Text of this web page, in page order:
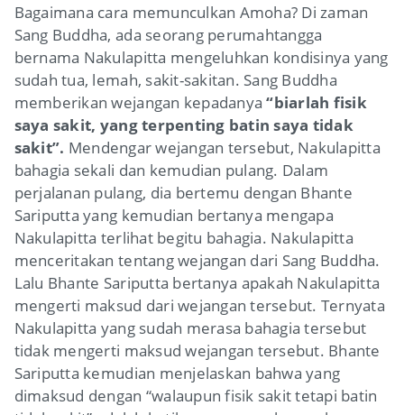
Bagaimana cara memunculkan Amoha? Di zaman
Sang Buddha, ada seorang perumahtangga
bernama Nakulapitta mengeluhkan kondisinya yang
sudah tua, lemah, sakit-sakitan. Sang Buddha
memberikan wejangan kepadanya“biarlah fisik
saya sakit, yang terpenting batin saya tidak
sakit”. Mendengar wejangan tersebut, Nakulapitta
bahagia sekali dan kemudian pulang. Dalam
perjalanan pulang, dia bertemu dengan Bhante
Sariputta yang kemudian bertanya mengapa
Nakulapitta terlihat begitu bahagia. Nakulapitta
menceritakan tentang wejangan dari Sang Buddha.
Lalu Bhante Sariputta bertanya apakah Nakulapitta
mengerti maksud dari wejangan tersebut. Ternyata
Nakulapitta yang sudah merasa bahagia tersebut
tidak mengerti maksud wejangan tersebut. Bhante
Sariputta kemudian menjelaskan bahwa yang
dimaksud dengan “walaupun fisik sakit tetapi batin